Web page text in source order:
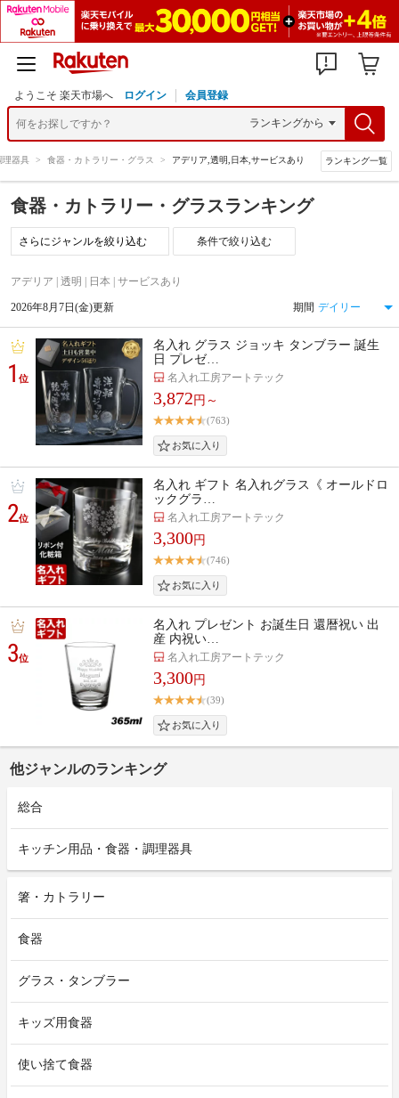
ようこそ 楽天市場へ ログイン 会員登録
理器具 > 食器・カトラリー・グラス > アデリア,透明,日本,サービスあり ランキング一覧
食器・カトラリー・グラスランキング
条件で絞り込む
アデリア | 透明 | 日本 | サービスあり
2026年8月7日(金)更新 期間
1位
名入れ グラス ジョッキ タンブラー 誕生
日 プレゼ…
名入れ工房アートテック
3,872 円～
(763)
2位
名入れ ギフト 名入れグラス《 オールドロ
ックグラ…
名入れ工房アートテック
3,300円
(746)
3位
名入れ プレゼント お誕生日 還暦祝い 出
産 内祝い…
名入れ工房アートテック
3,300円
(39)
他ジャンルのランキング
総合
キッチン用品・食器・調理器具
箸・カトラリー
食器
グラス・タンブラー
キッズ用食器
使い捨て食器